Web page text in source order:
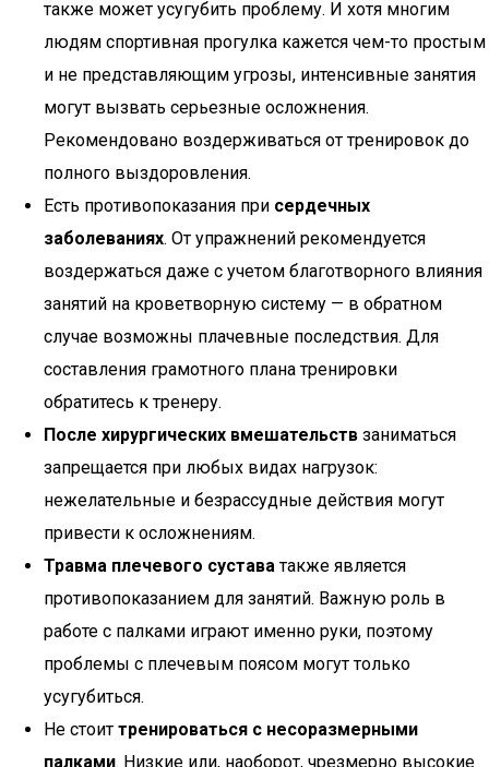
также может усугубить проблему. И хотя многим
людям спортивная прогулка кажется чем-то простым
и не представляющим угрозы, интенсивные занятия
могут вызвать серьезные осложнения.
Рекомендовано воздерживаться от тренировок до
полного выздоровления.
Есть противопоказания при сердечных
заболеваниях. От упражнений рекомендуется
воздержаться даже с учетом благотворного влияния
занятий на кроветворную систему — в обратном
случае возможны плачевные последствия. Для
составления грамотного плана тренировки
обратитесь к тренеру.
После хирургических вмешательств заниматься
запрещается при любых видах нагрузок:
нежелательные и безрассудные действия могут
привести к осложнениям.
Травма плечевого суставатакже является
противопоказанием для занятий. Важную роль в
работе с палками играют именно руки, поэтому
проблемы с плечевым поясом могут только
усугубиться.
Не стоит тренироваться с несоразмерными
палками. Низкие или, наоборот, чрезмерно высокие